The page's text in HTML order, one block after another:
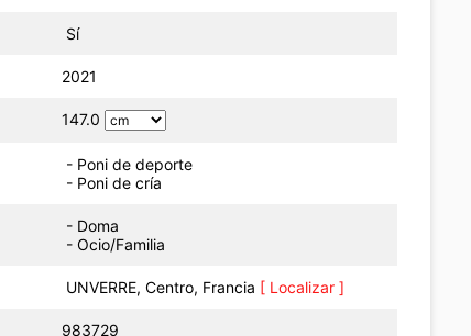
Sí
2021
147.0
- Poni de deporte
- Poni de cría
- Doma
- Ocio/Familia
UNVERRE, Centro, Francia [ Localizar ]
983729